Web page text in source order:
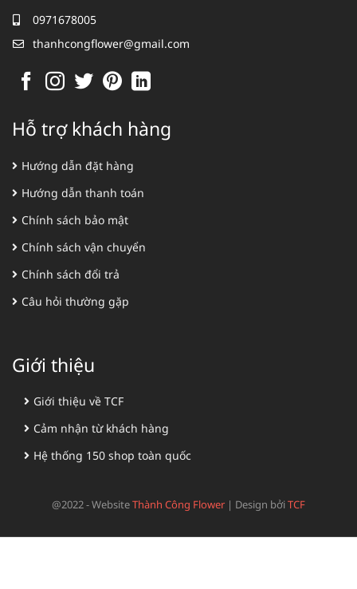
0971678005
thanhcongflower@gmail.com
Hỗ trợ khách hàng
Hướng dẫn đặt hàng
Hướng dẫn thanh toán
Chính sách bảo mật
Chính sách vận chuyển
Chính sách đổi trả
Câu hỏi thường gặp
Giới thiệu
Giới thiệu về TCF
Cảm nhận từ khách hàng
Hệ thống 150 shop toàn quốc
@2022 - WebsiteThành Công Flower | Design bởiTCF